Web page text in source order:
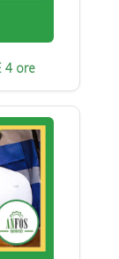
4 ore